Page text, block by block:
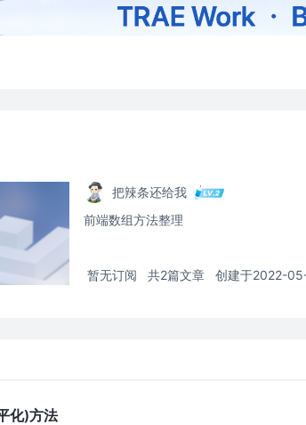
把辣条还给我
前端数组方法整理
暂无订阅 共2篇文章 创建于2022-
化)方法